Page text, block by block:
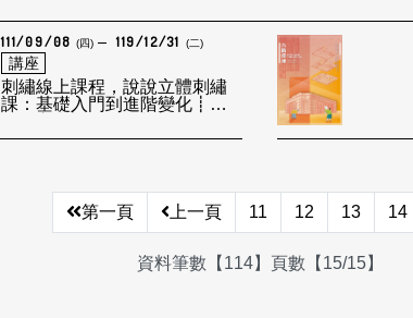
111/09/08 (四) 119/12/31 (二)
講座
刺繡線上課程，說說立體刺繡
課：基礎入門到進階變化┋在
第一頁 上一頁 11 12 13 14
資料筆數【114】頁數【15/15】